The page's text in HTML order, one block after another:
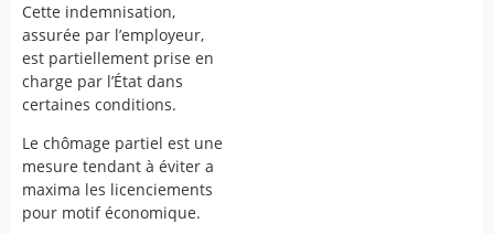
Cette indemnisation,
assurée par l’employeur,
est partiellement prise en
charge par l’État dans
certaines conditions.
Le chômage partiel est une
mesure tendant à éviter a
maxima les licenciements
pour motif économique.